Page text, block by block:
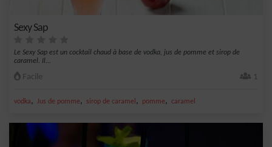
Sexy Sap
Le Sexy Sap est un cocktail chaud à base de vodka, jus de pomme et sirop de
caramel. Il...
Facile 1
vodka, Jus de pomme, sirop de caramel , pomme, caramel